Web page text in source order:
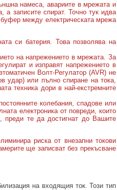
намеса, авариите в мрежата и
а записите спират. Точно тук идва
между електрическата мрежа
си батерия. Това позволява на
на напрежението в мрежата. За
и изправят напрежението в
Волт-Регулатор (AVR) не
удар) или пълно спиране на тока,
техника дори в най-екстремните
колебания, спадове или
електроника от повреди, които
преди те да достигнат до Вашите
риска от внезапни токови
ще записват без прекъсване
на входящия ток. Този тип